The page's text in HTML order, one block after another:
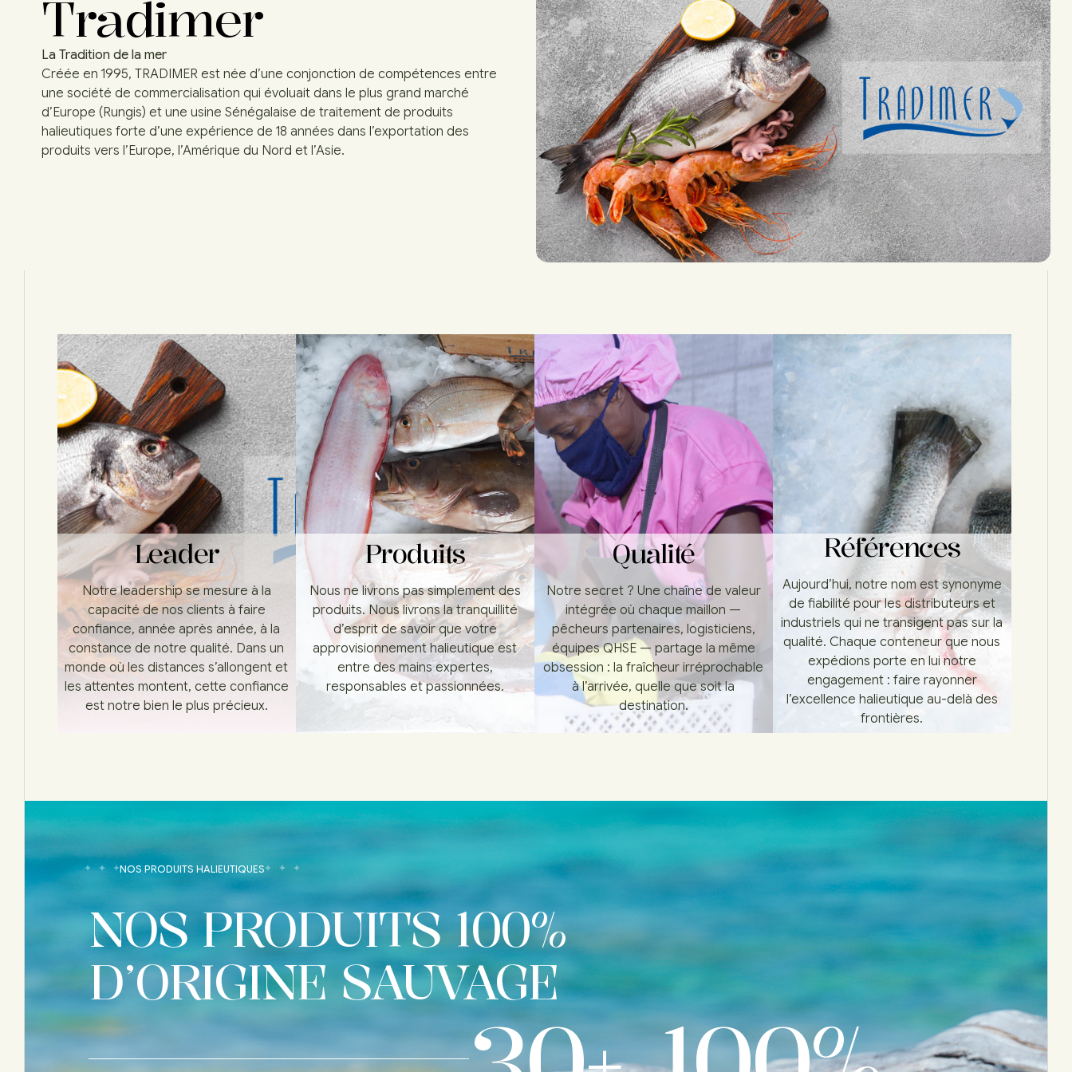
Tradimer
La Tradition de la mer
Créée en 1995, TRADIMER est née d’une conjonction de compétences entre
une société de commercialisation qui évoluait dans le plus grand marché
d’Europe (Rungis) et une usine Sénégalaise de traitement de produits
halieutiques forte d’une expérience de 18 années dans l’exportation des
produits vers l’Europe, l’Amérique du Nord et l’Asie.
Leader
Notre leadership se mesure à la
capacité de nos clients à faire
confiance, année après année, à la
constance de notre qualité. Dans un
monde où les distances s’allongent et
les attentes montent, cette confiance
est notre bien le plus précieux.
Produits
Nous ne livrons pas simplement des
produits. Nous livrons la tranquillité
d’esprit de savoir que votre
approvisionnement halieutique est
entre des mains expertes,
responsables et passionnées.
Qualité
Notre secret ? Une chaîne de valeur
intégrée où chaque maillon —
pêcheurs partenaires, logisticiens,
équipes QHSE — partage la même
obsession : la fraîcheur irréprochable
à l’arrivée, quelle que soit la
destination.
Références
Aujourd’hui, notre nom est synonyme
de fiabilité pour les distributeurs et
industriels qui ne transigent pas sur la
qualité. Chaque conteneur que nous
expédions porte en lui notre
engagement : faire rayonner
l’excellence halieutique au-delà des
frontières.
NOS PRODUITS HALIEUTIQUES
NOS PRODUITS 100%
D’ORIGINE SAUVAGE